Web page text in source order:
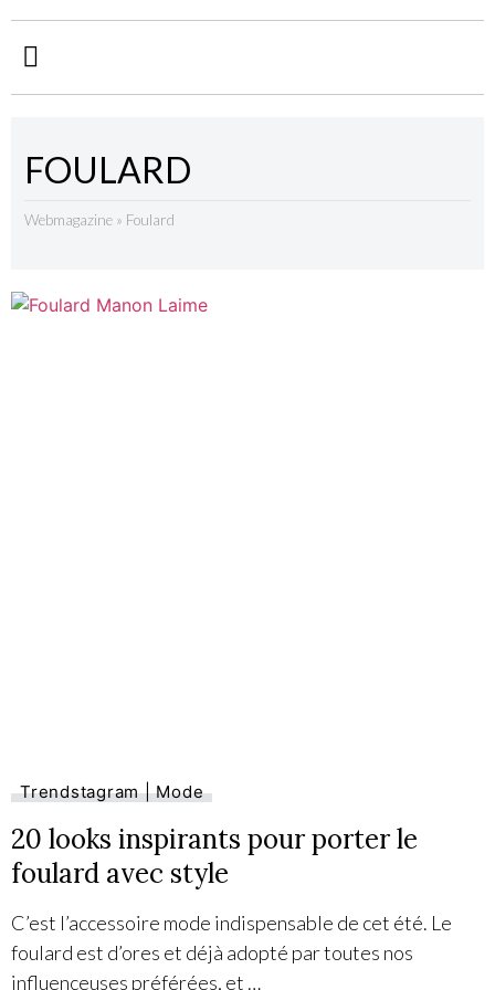
Trendstagram | Mode
20 looks inspirants pour porter le
foulard avec style
C’est l’accessoire mode indispensable de cet été. Le
foulard est d’ores et déjà adopté par toutes nos
influenceuses préférées, et …
FOULARD
Webmagazine » Foulard